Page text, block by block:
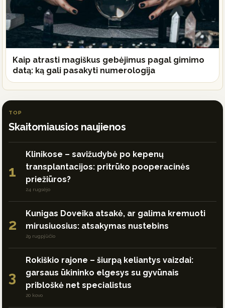
Kaip atrasti magiškus gebėjimus pagal gimimo
datą: ką gali pasakyti numerologija
TOP
Skaitomiausios naujienos
1
Klinikose – savižudybė po kepenų
transplantacijos: pritrūko pooperacinės
priežiūros?
24 rugsėjo
2
Kunigas Doveika atsakė, ar galima kremuoti
mirusiuosius: atsakymas nustebins
29 rugpjūčio
3
Rokiškio rajone – šiurpą keliantys vaizdai:
garsaus ūkininko elgesys su gyvūnais
pribloškė net specialistus
20 kovo